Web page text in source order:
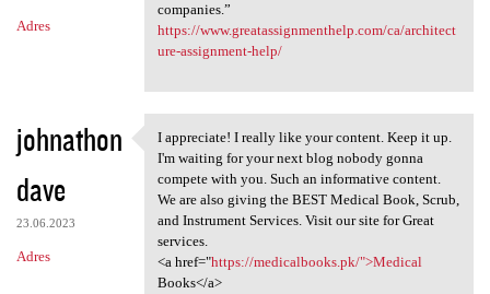
Adres
companies.”
https://www.greatassignmenthelp.com/ca/architect
ure-assignment-help/
johnathon
dave
23.06.2023
Adres
I appreciate! I really like
I appreciate! I really like your content. Keep it up.
I'm waiting for your next blog nobody gonna
compete with you. Such an informative content.
We are also giving the BEST Medical Book, Scrub,
and Instrument Services. Visit our site for Great
services.
<a href="https://medicalbooks.pk/">Medical
Books</a>